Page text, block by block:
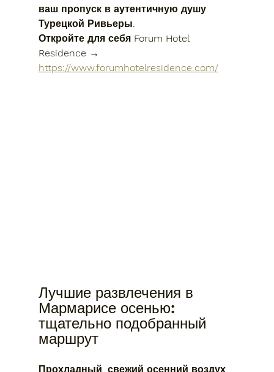
ваш пропуск в аутентичную душу
Турецкой Ривьеры.
Откройте для себя Forum Hotel
Residence →
https://www.forumhotelresidence.com/
Лучшие развлечения в
Мармарисе осенью:
тщательно подобранный
маршрут
Прохладный, свежий осенний воздух